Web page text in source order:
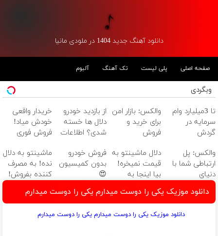
دانلود آهنگ جدید 1404 در ملودی مانیا
صفحه اصلی پلی لیست تک آهنگ آلبوم
وبگردی
تا 3میلیارد وام
سرمایه در
گردش
فروشگاهت رو
ثبت کن
والکس: بازار امن
برای خرید و
فروش
دیجیتال
از بازدید خودرو
دلال ها خسته
شدی؟ اطلاعات
اینجا ثبت کن
خریدار واقعی
خودش میاد!
فروش فوری
مکانیک
والکس: پل
ارتباطی شما با
دنیای
سرمایه‌گذاری
دیجیتال
دلال ماشینتو به
قیمت نمیخره!
بیا اینجا به
بفروش*فقط
خریدار واقعی*
فروش خودرو
بدون کمیسیون
😍
ماشینتو به دلال
نده! به مصرف
کننده بفروش!
یک تماس
دانلود موزیک یکی را دوست میدارم یکی را دوست میدارم
دانلود موزیک یکی را دوست میدارم یکی را دوست میدارم